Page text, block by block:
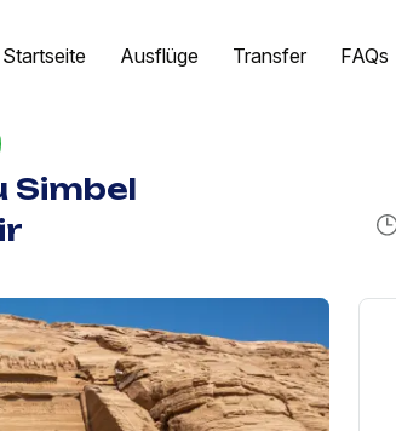
Startseite Ausflüge Transfer FAQs
Simbel